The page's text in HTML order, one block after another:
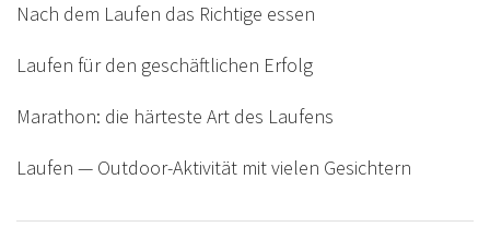
Nach dem Laufen das Richtige essen
Laufen für den geschäftlichen Erfolg
Marathon: die härteste Art des Laufens
Laufen — Outdoor-Aktivität mit vielen Gesichtern